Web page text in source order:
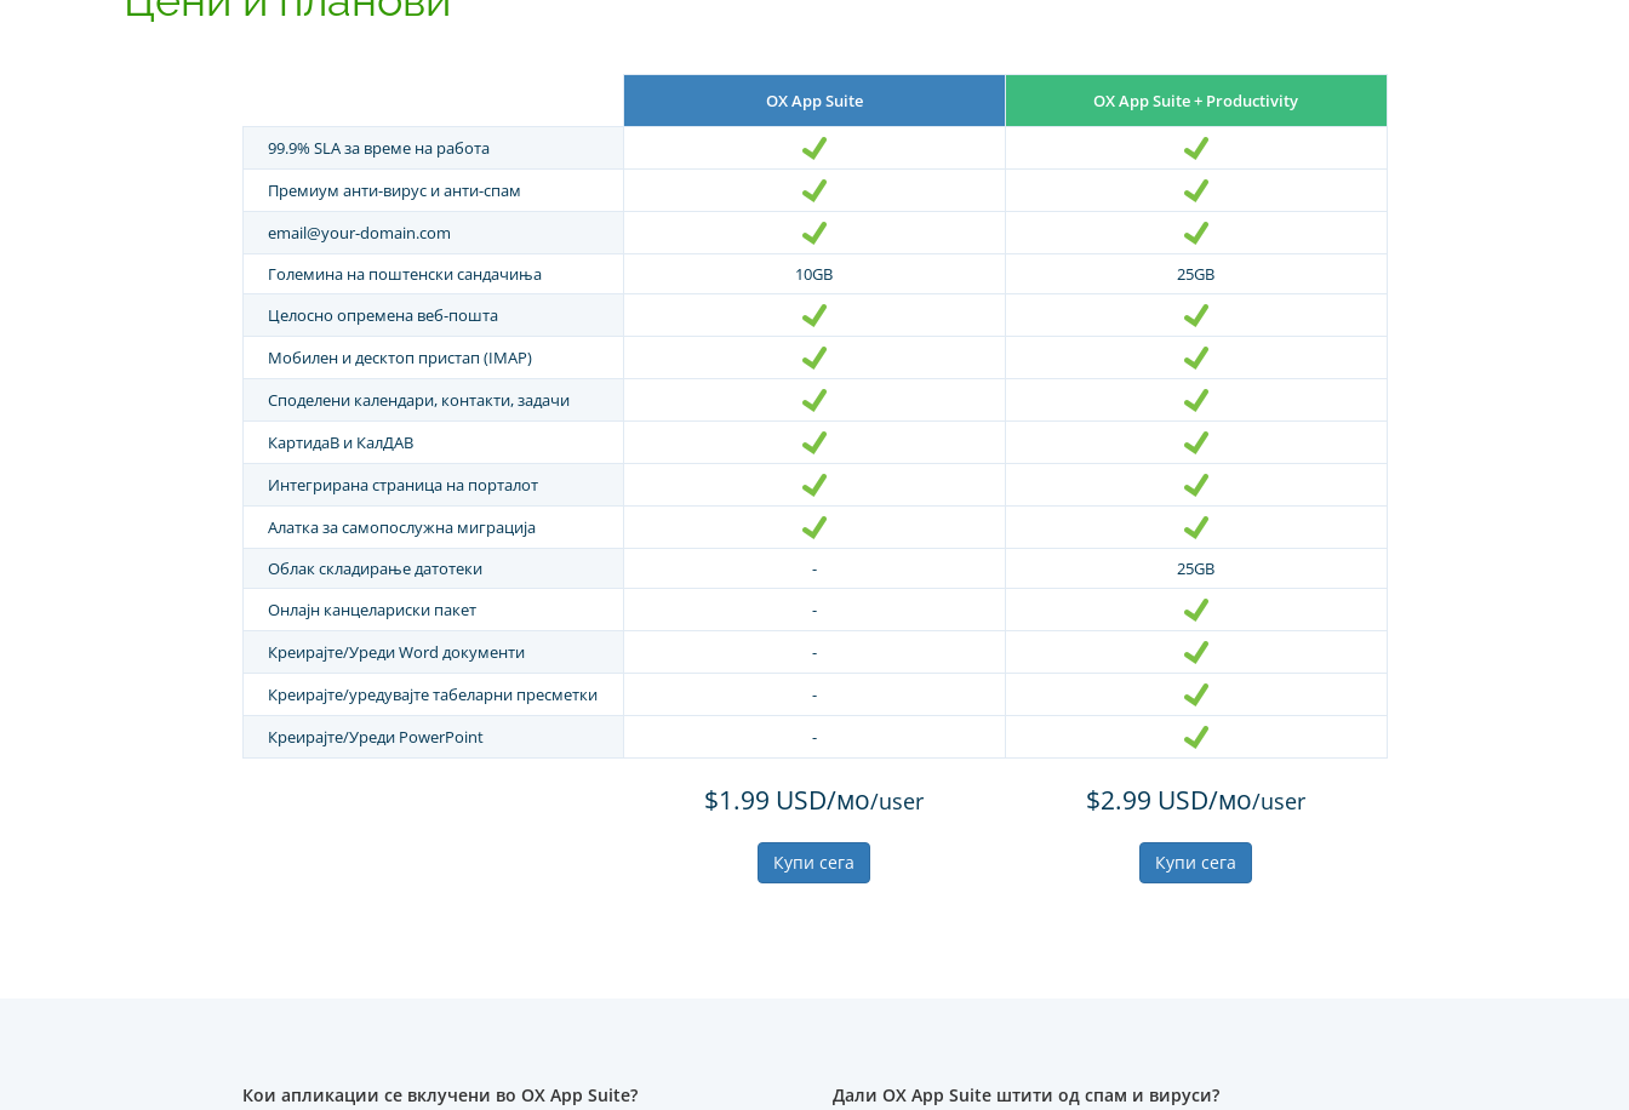
OX App Suite OX App Suite + Productivity
99.9% SLA за време на работа
Премиум анти-вирус и анти-спам
email@your-domain.com
Големина на поштенски сандачиња
10GB
25GB
Целосно опремена веб-пошта
Мобилен и десктоп пристап (IMAP)
Споделени календари, контакти, задачи
КартидаВ и КалДАВ
Интегрирана страница на порталот
Алатка за самопослужна миграција
Облак складирање датотеки
-
25GB
Онлајн канцелариски пакет
-
Креирајте/Уреди Word документи
-
Креирајте/уредувајте табеларни пресметки
-
Креирајте/Уреди PowerPoint
-
$1.99 USD/мо/user
Купи сега
$2.99 USD/мо/user
Купи сега
Кои апликации се вклучени во OX App Suite?
Дали OX App Suite штити од спам и вируси?